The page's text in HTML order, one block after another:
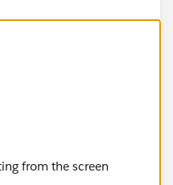
from the screen